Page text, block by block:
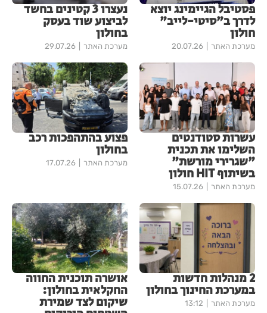
פסטיבל הגיימינג יוצא
לדרך ב"סיטי-לייב"
חולון
מערכת האתר 20.07.26
נעצרו 3 קטינים בחשד
לביצוע שוד בעסק
בחולון
מערכת האתר 29.07.26
עשרות סטודנטים
השלימו את תכנית
"שגרירי מורשת"
בשיתוף HIT חולון
מערכת האתר 15.07.26
פצוע בהתהפכות רכב
בחולון
מערכת האתר 17.07.26
2 מנהלות חדשות
במערכת החינוך בחולון
מערכת האתר 13:12
אושרה תוכנית החווה
החקלאית בחולון:
שיקום לצד שמירת